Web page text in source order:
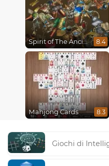
Spirit of The Ancient Forest 8.4
Mahjong Cards 8.3
Giochi di